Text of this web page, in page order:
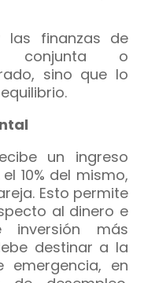
las finanzas de
conjunta o
sino que lo
un ingreso
10% del mismo,
Esto permite
al dinero e
inversión más
destinar a la
en